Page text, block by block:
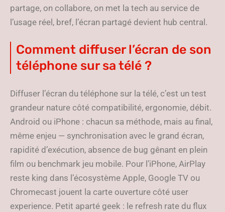
partage, on collabore, on met la tech au service de
l’usage réel, bref, l’écran partagé devient hub central.
Comment diffuser l’écran de son
téléphone sur sa télé ?
Diffuser l’écran du téléphone sur la télé, c’est un test
grandeur nature côté compatibilité, ergonomie, débit.
Android ou iPhone : chacun sa méthode, mais au final,
même enjeu — synchronisation avec le grand écran,
rapidité d’exécution, absence de bug gênant en plein
film ou benchmark jeu mobile. Pour l’iPhone, AirPlay
reste king dans l’écosystème Apple, Google TV ou
Chromecast jouent la carte ouverture côté user
experience. Petit aparté geek : le refresh rate du flux